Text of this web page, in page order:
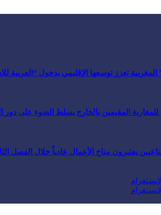
تعزز توسعها الإقليمي بدخول “العربية
المقيمين بالخارج يسلط الضوء على دور
الانستغرام
الانستغرام